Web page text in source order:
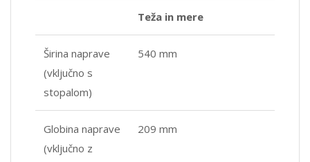
Teža in mere
Širina naprave
(vključno s
stopalom)
540 mm
Globina naprave
(vključno z
209 mm